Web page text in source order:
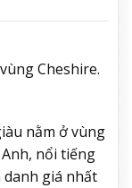
Cheshire.
nằm ở vùng
nổi tiếng
giá nhất